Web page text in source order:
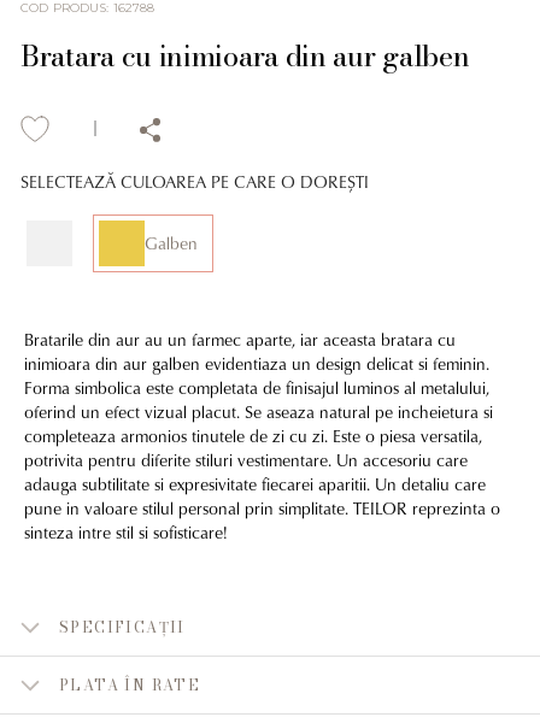
COD PRODUS: 162788
Bratara cu inimioara din aur galben
SELECTEAZĂ CULOAREA PE CARE O DOREȘTI
Galben
Bratarile din aur au un farmec aparte, iar aceasta bratara cu
inimioara din aur galben evidentiaza un design delicat si feminin.
Forma simbolica este completata de finisajul luminos al metalului,
oferind un efect vizual placut. Se aseaza natural pe incheietura si
completeaza armonios tinutele de zi cu zi. Este o piesa versatila,
potrivita pentru diferite stiluri vestimentare. Un accesoriu care
adauga subtilitate si expresivitate fiecarei aparitii. Un detaliu care
pune in valoare stilul personal prin simplitate. TEILOR reprezinta o
sinteza intre stil si sofisticare!
SPECIFICAȚII
PLATA ÎN RATE